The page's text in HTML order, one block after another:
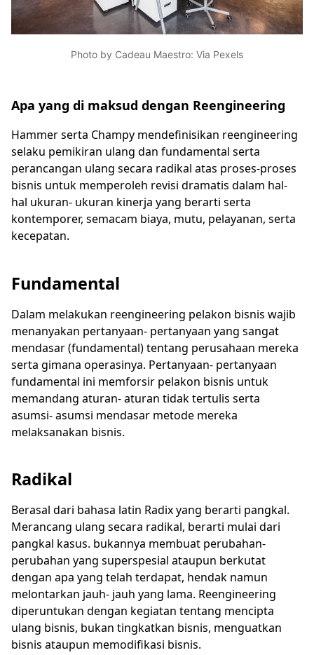
Photo by Cadeau Maestro: Via Pexels
Apa yang di maksud dengan Reengineering
Hammer serta Champy mendefinisikan reengineering
selaku pemikiran ulang dan fundamental serta
perancangan ulang secara radikal atas proses-proses
bisnis untuk memperoleh revisi dramatis dalam hal-
hal ukuran- ukuran kinerja yang berarti serta
kontemporer, semacam biaya, mutu, pelayanan, serta
kecepatan.
Fundamental
Dalam melakukan reengineering pelakon bisnis wajib
menanyakan pertanyaan- pertanyaan yang sangat
mendasar (fundamental) tentang perusahaan mereka
serta gimana operasinya. Pertanyaan- pertanyaan
fundamental ini memforsir pelakon bisnis untuk
memandang aturan- aturan tidak tertulis serta
asumsi- asumsi mendasar metode mereka
melaksanakan bisnis.
Radikal
Berasal dari bahasa latin Radix yang berarti pangkal.
Merancang ulang secara radikal, berarti mulai dari
pangkal kasus. bukannya membuat perubahan-
perubahan yang superspesial ataupun berkutat
dengan apa yang telah terdapat, hendak namun
melontarkan jauh- jauh yang lama. Reengineering
diperuntukan dengan kegiatan tentang mencipta
ulang bisnis, bukan tingkatkan bisnis, menguatkan
bisnis ataupun memodifikasi bisnis.